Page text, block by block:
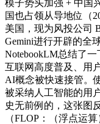
模子势头加强 + 中国
国也占领从导地位（
美国，现为风投公司
Gemini进行开辟的全
NotebookLM总结了
互联网高度普及、用
AI概念被快速接管。
被采纳人工智能的用
史无前例的，这张图
（FLOP：（浮点运